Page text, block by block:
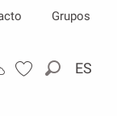
Buscar
ES
Grupos